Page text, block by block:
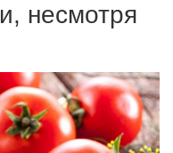
несмотря